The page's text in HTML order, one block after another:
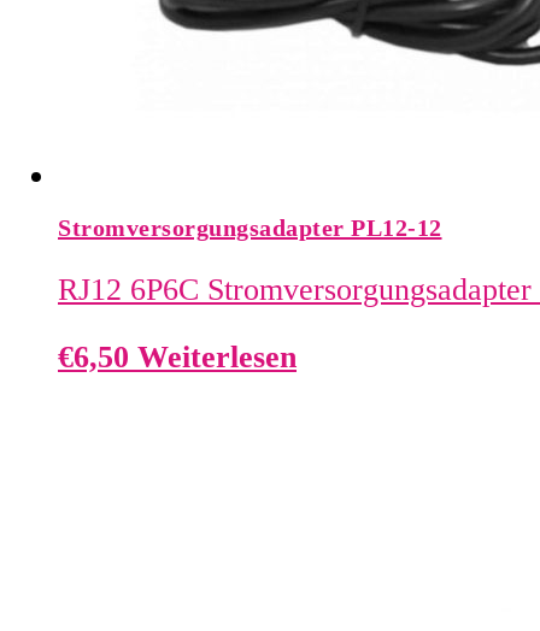
Stromversorgungsadapter PL12-12
RJ12 6P6C
€6,50 Weiterlesen